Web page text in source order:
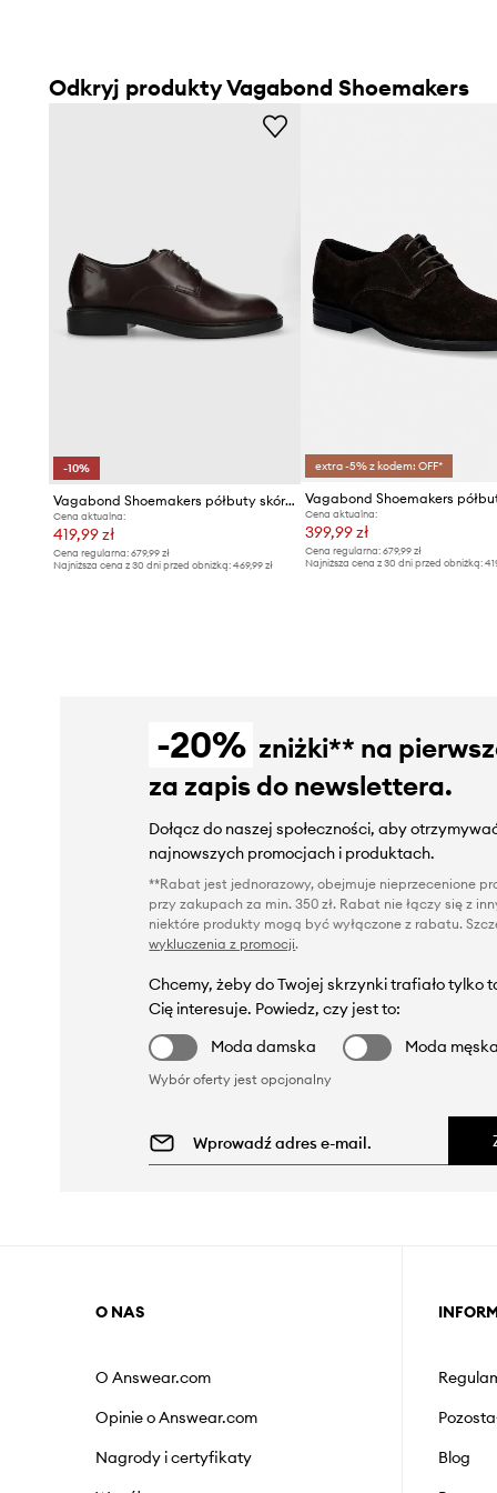
Odkryj produkty Vagabond Shoemakers
-10%
Vagabond Shoemakers półbuty skórzane ALEX M
Cena aktualna:
419,99 zł
Cena regularna: 679,99 zł
Najniższa cena z 30 dni przed obniżką: 469,99 zł
extra -5% z kodem: OFF*
Cena aktualna:
399,99 zł
Cena regularna:679,99 zł
Najniższa cena z 30 dni przed obniżką:
-20% zniżki** na
za zapis do newslettera.
Dołącz do naszej społeczności, aby
najnowszych promocjach i produktach.
**Rabat jest jednorazowy, obejmuje nieprzecenione
przy zakupach za min. 350 zł. Rabat nie łączy się z
niektóre produkty mogą być wyłączone z rabatu.
wykluczenia z promocji.
Chcemy, żeby do Twojej skrzynki trafiało tylko
Cię interesuje. Powiedz, czy jest to:
Moda damska
Moda
Wybór oferty jest opcjonalny
O NAS
O Answear.com
Opinie o Answear.com
Nagrody i certyfikaty
Blog